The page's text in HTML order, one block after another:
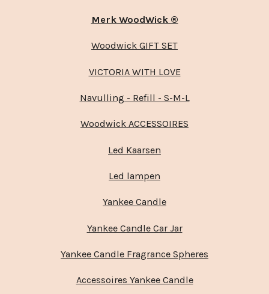
Merk WoodWick ®
Woodwick GIFT SET
VICTORIA WITH LOVE
Navulling - Refill - S-M-L
Woodwick ACCESSOIRES
Led Kaarsen
Led lampen
Yankee Candle
Yankee Candle Car Jar
Yankee Candle Fragrance Spheres
Accessoires Yankee Candle